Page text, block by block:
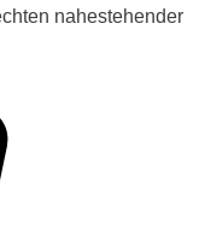
nahestehender